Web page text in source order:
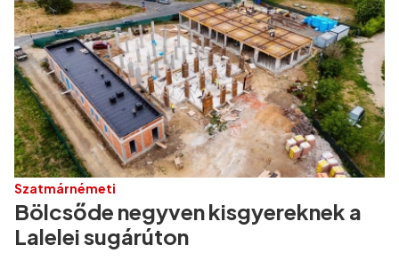
Szatmárnémeti
Bölcsőde negyven kisgyereknek a
Lalelei sugárúton